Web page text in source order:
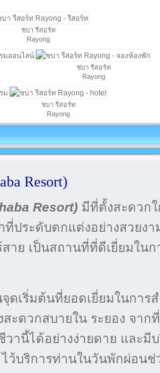
ชบา รีสอร์ท
Rayong
ชบา รีสอร์ท
Rayong
ชบา รีสอร์ท
Rayong
Resort)
Resort) มีที่ตั้งสะดวกใ
ประดับตกแต่งอย่างสวยง
สาย เป็นสถานที่ที่ดีเยี่ยมใน
จุดเริ่มต้นที่ยอดเยี่ยมในการ
ะดวกสบายใน ระยอง จาก
านี้ได้อย่างง่ายดาย และมี
ไว้บริการท่านในวันพักผ่อน